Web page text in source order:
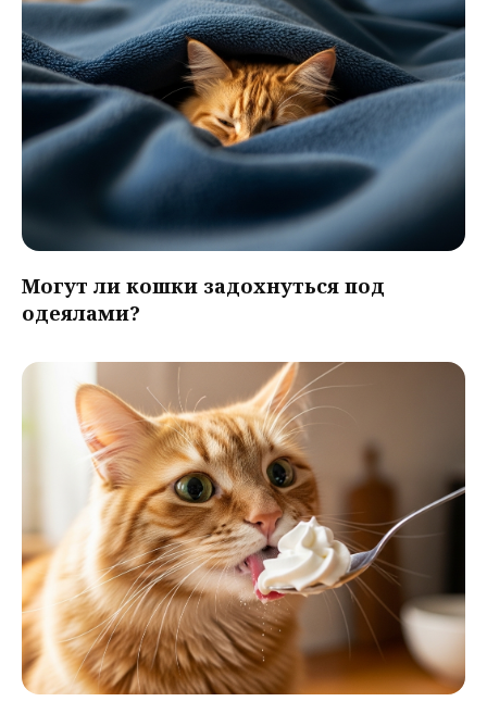
Могут ли кошки задохнуться под
одеялами?